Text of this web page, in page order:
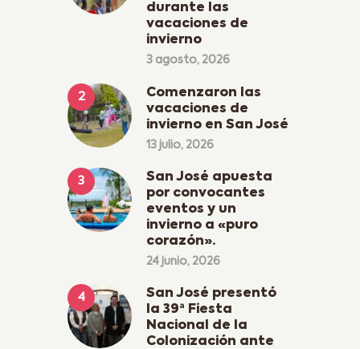
durante las
vacaciones de
invierno
3 agosto, 2026
Comenzaron las
vacaciones de
invierno en San José
13 julio, 2026
San José apuesta
por convocantes
eventos y un
invierno a «puro
corazón».
24 junio, 2026
San José presentó
la 39ª Fiesta
Nacional de la
Colonización ante